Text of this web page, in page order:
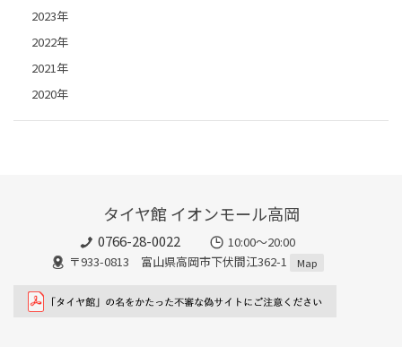
2023年
2022年
2021年
2020年
タイヤ館 イオンモール高岡
0766-28-0022
10:00～20:00
〒933-0813 富山県高岡市下伏間江362-1
Map